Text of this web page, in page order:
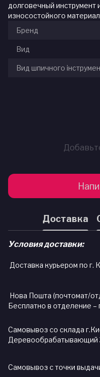
долговечный инструмент
износостойкого
Бренд
Вид
Вид шпичного
Доставка
Условия доставки:
Доставка курьером по г.
Нова Пошта (почтомат/
Бесплатно в отделение –
Самовывоз со склада
Деревообрабатывающий
Самовывоз с точки